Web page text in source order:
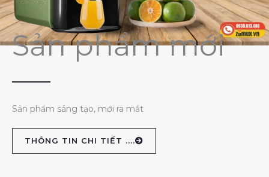
Sản phẩm mới
Sản phẩm sáng tạo, mới ra mắt
THÔNG TIN CHI TIẾT ....